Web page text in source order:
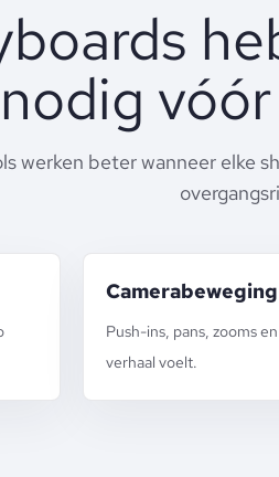
werken beter wanneer elke
Camerabeweging
Push-ins, pans, zooms
verhaal voelt.